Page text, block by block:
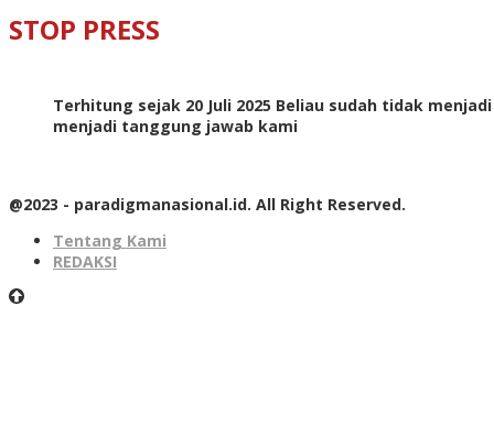
STOP PRESS
Terhitung sejak 20 Juli 2025 Beliau sudah tidak
menjadi tanggung jawab kami
@2023 - paradigmanasional.id. All Right Reserved.
Tentang Kami
REDAKSI